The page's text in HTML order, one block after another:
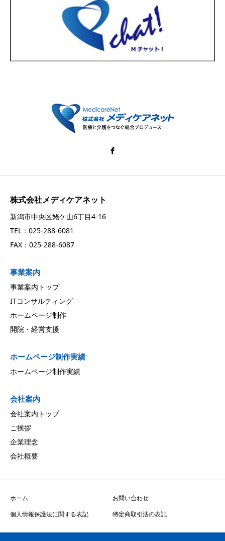
株式会社メディケアネット
新潟市中央区姥ケ山6丁目4-16
TEL：025-288-6081
FAX：025-288-6087
事業案内
事業案内トップ
ITコンサルティング
ホームページ制作
開院・経営支援
ホームページ制作実績
ホームページ制作実績
会社案内
会社案内 トップ
ご挨拶
企業理念
会社概要
ホーム
お問い合わせ
個人情報保護法に関する表記
特定商取引法の表記